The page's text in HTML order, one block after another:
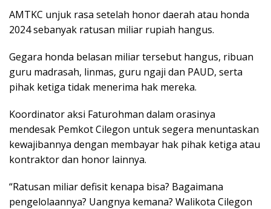
AMTKC unjuk rasa setelah honor daerah atau honda
2024 sebanyak ratusan miliar rupiah hangus.
Gegara honda belasan miliar tersebut hangus, ribuan
guru madrasah, linmas, guru ngaji dan PAUD, serta
pihak ketiga tidak menerima hak mereka.
Koordinator aksi Faturohman dalam orasinya
mendesak Pemkot Cilegon untuk segera menuntaskan
kewajibannya dengan membayar hak pihak ketiga atau
kontraktor dan honor lainnya.
“Ratusan miliar defisit kenapa bisa? Bagaimana
pengelolaannya? Uangnya kemana? Walikota Cilegon